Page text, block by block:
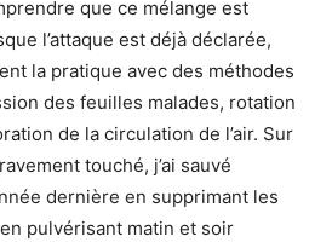
que ce mélange est
l’attaque est déjà déclarée,
la pratique avec des méthodes
des feuilles malades, rotation
de la circulation de l’air. Sur
touché, j’ai sauvé
dernière en supprimant les
pulvérisant matin et soir